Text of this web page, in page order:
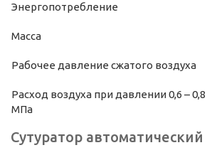
Энергопотребление
Масса
Рабочее давление сжатого воздуха
Расход воздуха при давлении 0,6 – 0,8
МПа
Сутуратор автоматический